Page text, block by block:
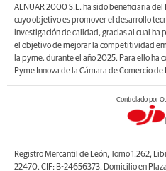
ALNUAR 2000 S.L. ha sido beneficiaria del
cuyo objetivo es promover el desarrollo
investigación de calidad, gracias al cual ha
el objetivo de mejorar la competitividad
la pyme, durante el año 2025. Para ello ha
Pyme Innova de la Cámara de Comercio de
Controlado por
Registro Mercantil de León, Tomo 1.262,
22470. CIF: B-24656373. Domicilio en